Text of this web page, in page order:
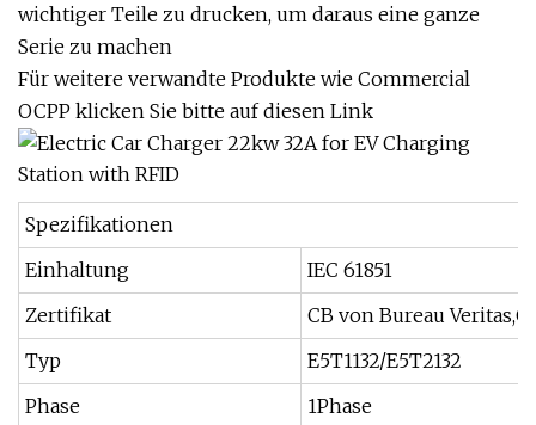
wichtiger Teile zu drucken, um daraus eine ganze
Serie zu machen
Für weitere verwandte Produkte wie Commercial
OCPP klicken Sie bitte auf diesen Link
Spezifikationen
Einhaltung
IEC 61851
Zertifikat
CB von Bureau
Typ
E5T1132/E5T2132
Phase
1Phase